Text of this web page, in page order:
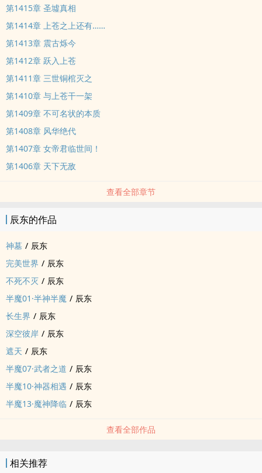
第1415章 圣墟真相
第1414章 上苍之上还有……
第1413章 震古烁今
第1412章 跃入上苍
第1411章 三世铜棺灭之
第1410章 与上苍干一架
第1409章 不可名状的本质
第1408章 风华绝代
第1407章 女帝君临世间！
第1406章 天下无敌
查看全部章节
辰东的作品
神墓 / 辰东
完美世界 / 辰东
不死不灭 / 辰东
半魔01·半神半魔 / 辰东
长生界 / 辰东
深空彼岸 / 辰东
遮天 / 辰东
半魔07·武者之道 / 辰东
半魔10·神器相遇 / 辰东
半魔13·魔神降临 / 辰东
查看全部作品
相关推荐